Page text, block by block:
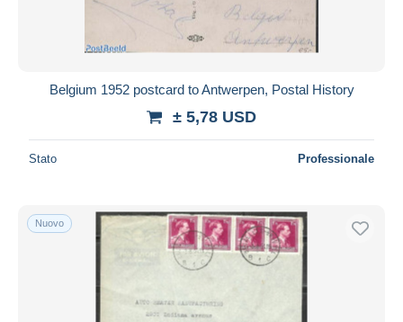
Belgium 1952 postcard to Antwerpen, Postal History
± 5,78 USD
Stato Professionale
Nuovo